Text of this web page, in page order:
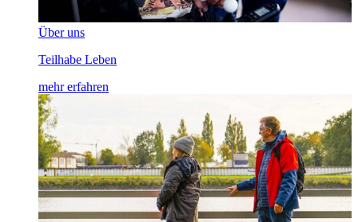
Über uns
Teilhabe Leben
mehr erfahren